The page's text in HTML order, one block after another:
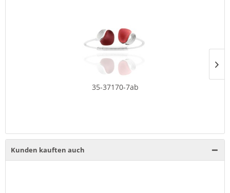
35-37170-7ab
Kunden kauften auch